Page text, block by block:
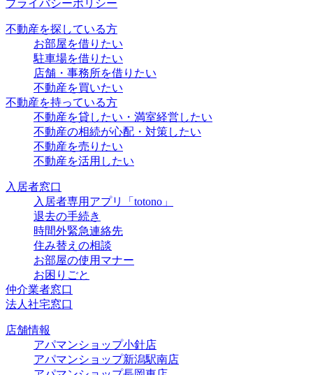
プライバシーポリシー
不動産を探している方
お部屋を借りたい
駐車場を借りたい
店舗・事務所を借りたい
不動産を買いたい
不動産を持っている方
不動産を貸したい・満室経営したい
不動産の相続が心配・対策したい
不動産を売りたい
不動産を活用したい
入居者窓口
入居者専用アプリ「totono」
退去の手続き
時間外緊急連絡先
住み替えの相談
お部屋の使用マナー
お困りごと
仲介業者窓口
法人社宅窓口
店舗情報
アパマンショップ小針店
アパマンショップ新潟駅南店